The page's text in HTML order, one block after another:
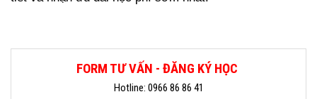
FORM TƯ VẤN - ĐĂNG KÝ HỌC
Hotline: 0966 86 86 41